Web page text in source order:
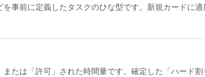
事前に定義したタスクのひな型です。新規カードに
たは「許可」された時間量です。確定した「ハード